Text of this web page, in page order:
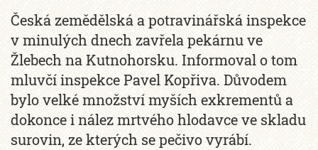
Česká zemědělská a potravinářská inspekce
v minulých dnech zavřela pekárnu ve
Žlebech na Kutnohorsku. Informoval o tom
mluvčí inspekce Pavel Kopřiva. Důvodem
bylo velké množství myších exkrementů a
dokonce i nález mrtvého hlodavce ve skladu
surovin, ze kterých se pečivo vyrábí.